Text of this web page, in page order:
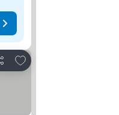
Lägg till i Mina Favoriter